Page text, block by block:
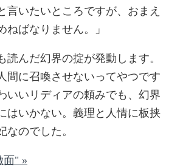
言いたいところですが、おまえ
ねばなりません。」
読んだ幻界の掟が発動します。
間に召喚させないってやつです
いいリディアの頼みでも、幻界
はいかない。義理と人情に板挟
なのでした。
面" »